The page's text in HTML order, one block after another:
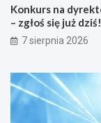
Konkurs na
– zgłoś się już dziś!
7 sierpnia 2026